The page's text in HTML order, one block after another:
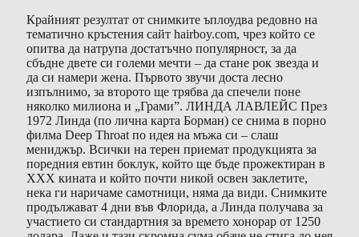
Крайният резултат от снимките ъплоудва редовно на
тематично кръстения сайт hairboy.com, чрез който се
опитва да натрупа достатъчно популярност, за да
сбъдне двете си големи мечти – да стане рок звезда и
да си намери жена. Първото звучи доста лесно
изпълнимо, за второто ще трябва да спечели поне
няколко милиона и „Грами”. ЛИНДА ЛАВЛЕЙС През
1972 Линда (по лична карта Борман) се снима в порно
филма Deep Throat по идея на мъжа си – слаш
мениджър. Всички на терен приемат продукцията за
поредния евтин боклук, който ще бъде прожектиран в
XXX кината и който почти никой освен заклетите,
нека ги наричаме самотници, няма да види. Снимките
продължават 4 дни във Флорида, а Линда получава за
участието си стандартния за времето хонорар от 1250